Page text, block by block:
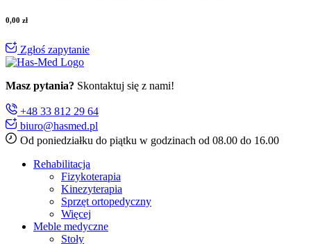
0,00 zł
Zgłoś zapytanie
Masz pytania? Skontaktuj się z nami!
+48 33 812 29 64
biuro@hasmed.pl
Od poniedziałku do piątku w godzinach od 08.00 do 16.00
Rehabilitacja
Fizykoterapia
Kinezyterapia
Sprzęt ortopedyczny
Więcej
Meble medyczne
Stoły